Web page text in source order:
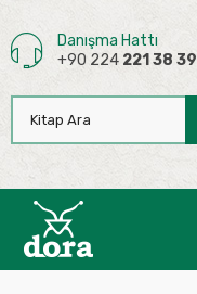
Danışma Hattı
+90 224 221 38 39